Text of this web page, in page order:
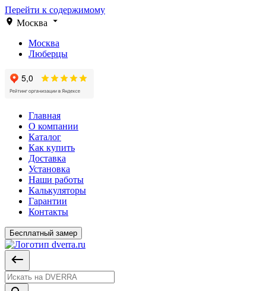
Перейти к содержимому
Москва
Москва
Люберцы
Главная
О компании
Каталог
Как купить
Доставка
Установка
Наши работы
Калькуляторы
Гарантии
Контакты
Бесплатный замер